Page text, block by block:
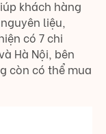
khách hàng
liệu,
có 7 chi
Hà Nội, bên
còn có thể mua